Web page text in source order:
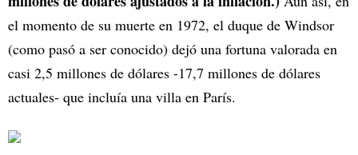
el momento de su muerte en 1972, el duque de Windsor
(como pasó a ser conocido) dejó una fortuna valorada en
casi 2,5 millones de dólares -17,7 millones de dólares
actuales- que incluía una villa en París.